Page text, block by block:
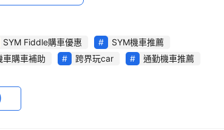
SYM Fiddle購車優惠
SYM機車推薦
車購車補助 跨界玩car 通勤機車推薦